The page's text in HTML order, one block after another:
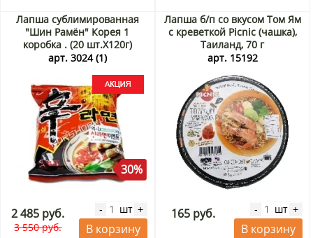
Лапша сублимированная
"Шин Рамён" Корея 1
коробка . (20 шт.Х120г)
Акция
арт. 3024 (1)
30%
2 485 руб.
3 550 руб.
- шт +
В корзину
Лапша б/п со вкусом Том Ям
с креветкой Picnic (чашка),
Таиланд, 70 г
арт. 15192
165 руб. - шт +
В корзину